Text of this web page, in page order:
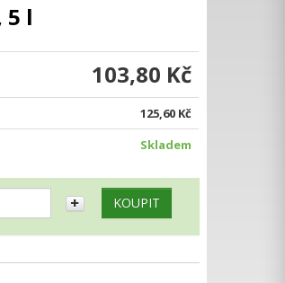
5 l
103,80 Kč
125,60 Kč
Skladem